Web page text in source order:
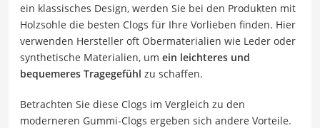
ein klassisches Design, werden Sie bei den Produkten mit
Holzsohle die besten Clogs für Ihre Vorlieben finden. Hier
verwenden Hersteller oft Obermaterialien wie Leder oder
synthetische Materialien, um ein leichteres und
bequemeres Tragegefühl zu schaffen.
Betrachten Sie diese Clogs im Vergleich zu den
moderneren Gummi-Clogs ergeben sich andere Vorteile.